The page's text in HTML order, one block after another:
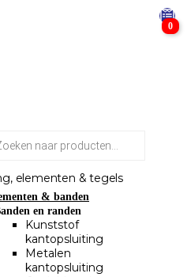
elementen & tegels
& banden
en randen
Kunststof
kantopsluiting
Metalen
kantopsluiting
0